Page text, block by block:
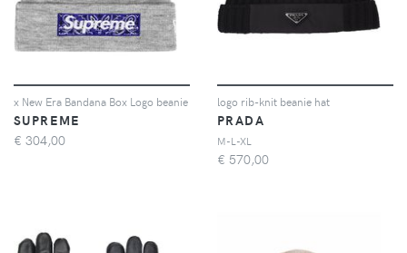
x New Era Bandana Box Logo beanie
SUPREME
€ 304,00
logo rib-knit beanie hat
PRADA
M-L-XL
€ 570,00